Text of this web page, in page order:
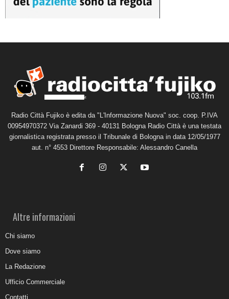
Radio Città Fujiko è edita da "L'Informazione Nuova" soc. coop. P.IVA
00954970372 Via Zanardi 369 - 40131 Bologna Radio Città è una testata
giornalistica registrata presso il Tribunale di Bologna in data 12/05/1977
aut. n° 4553 Direttore Responsabile: Alessandro Canella
Altre informazioni
Chi siamo
Dove siamo
La Redazione
Ufficio Commerciale
Contatti